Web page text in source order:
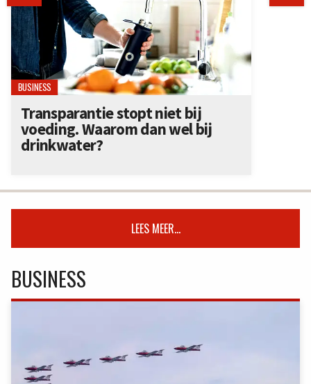
BUSINESS
Transparantie stopt niet bij
voeding. Waarom dan wel bij
drinkwater?
LEES MEER...
BUSINESS